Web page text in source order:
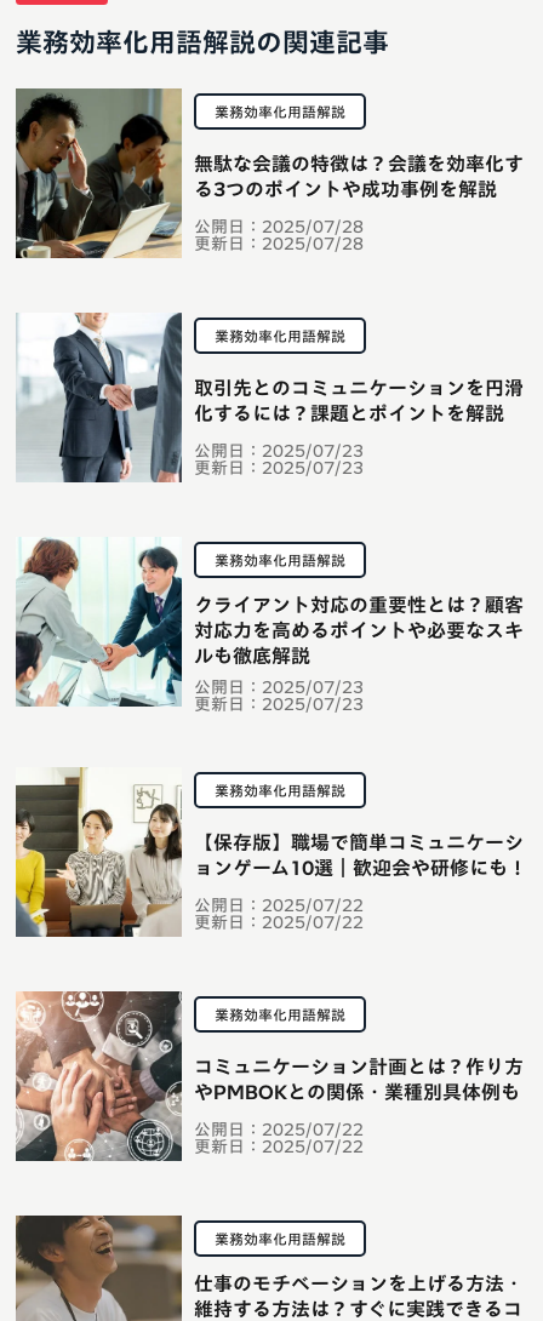
業務効率化用語解説の関連記事
業務効率化用語解説
公開日： 2025/07/28
更新日： 2025/07/28
無駄な会議の特徴は？会議を効率化す
る3つのポイントや成功事例を解説
業務効率化用語解説
公開日： 2025/07/23
更新日： 2025/07/23
取引先とのコミュニケーションを円滑
化するには？課題とポイントを解説
業務効率化用語解説
公開日： 2025/07/23
更新日： 2025/07/23
クライアント対応の重要性とは？顧客
対応力を高めるポイントや必要なスキ
ルも徹底解説
業務効率化用語解説
公開日： 2025/07/22
更新日： 2025/07/22
【保存版】職場で簡単コミュニケーシ
ョンゲーム10選｜歓迎会や研修にも！
業務効率化用語解説
公開日： 2025/07/22
更新日： 2025/07/22
コミュニケーション計画とは？作り方
やPMBOKとの関係・業種別具体例も
業務効率化用語解説
仕事のモチベーションを上げる方法・
維持する方法は？すぐに実践できるコ